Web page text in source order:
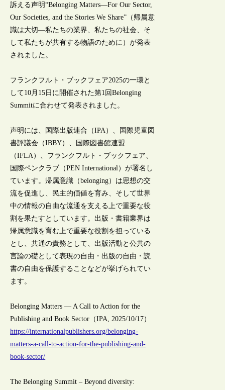
訴える声明“Belonging Matters—For Our Sector,
Our Societies, and the Stories We Share”（帰属意
識は大切―私たちの業界、私たちの社会、そ
して私たちが共有する物語のために）が発表
されました。
フランクフルト・ブックフェア2025の一環と
して10月15日に開催された第1回Belonging
Summitに合わせて発表されました。
声明には、国際出版連合（IPA）、国際児童図
書評議会（IBBY）、国際図書館連盟
（IFLA）、フランクフルト・ブックフェア、
国際ペンクラブ（PEN International）が署名し
ています。帰属意識（belonging）は思想の交
流を促進し、民主的価値を育み、そして世界
中の情報の自由な流通を支える上で重要な役
割を果たすとしています。出版・書籍業界は
帰属意識を育む上で重要な役割を担っている
とし、共通の責務として、出版活動と公共の
言論の礎として表現の自由・出版の自由・読
書の自由を保護することなどが挙げられてい
ます。
Belonging Matters — A Call to Action for the
Publishing and Book Sector（IPA, 2025/10/17）
https://internationalpublishers.org/belonging-
matters-a-call-to-action-for-the-publishing-and-
book-sector/
The Belonging Summit – Beyond diversity: